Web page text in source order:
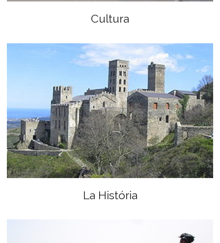
Cultura
La História